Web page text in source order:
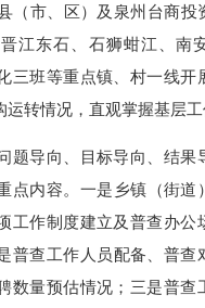
（市、区）及泉州台商投
江东石、石狮蚶江、南
三班等重点镇、村一线开
转情况，直观掌握基层工
题导向、目标导向、结果
点内容。 一是 乡镇（街道
工作制度建立及普查办公
普查工作人员配备 普查
数量预估情况；三是普查